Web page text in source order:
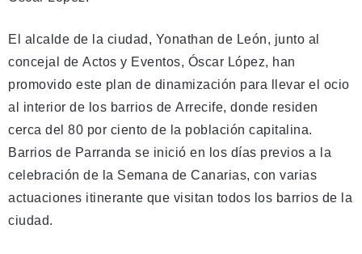
El alcalde de la ciudad, Yonathan de León, junto al
concejal de Actos y Eventos, Óscar López, han
promovido este plan de dinamización para llevar el ocio
al interior de los barrios de Arrecife, donde residen
cerca del 80 por ciento de la población capitalina.
Barrios de Parranda se inició en los días previos a la
celebración de la Semana de Canarias, con varias
actuaciones itinerante que visitan todos los barrios de la
ciudad.